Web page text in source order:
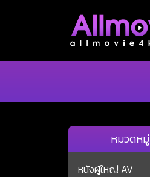
หมวดหมู่
หนังผู้ใหญ่ AV